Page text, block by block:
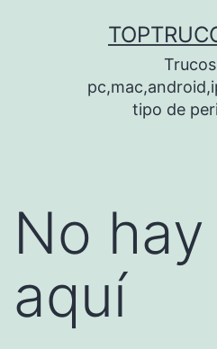
tipo de
No
aquí